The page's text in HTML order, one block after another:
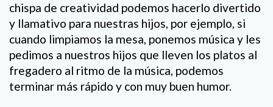
chispa de creatividad podemos hacerlo divertido
y llamativo para nuestras hijos, por ejemplo, si
cuando limpiamos la mesa, ponemos música y les
pedimos a nuestros hijos que lleven los platos al
fregadero al ritmo de la música, podemos
terminar más rápido y con muy buen humor.